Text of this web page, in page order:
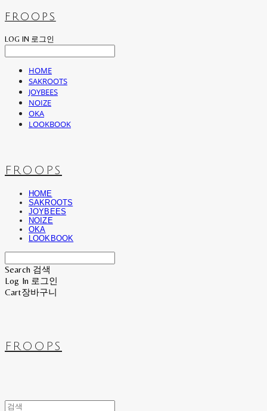
FROOPS
LOG IN 로그인
HOME
SAKROOTS
JOYBEES
NOIZE
OKA
LOOKBOOK
FROOPS
HOME
SAKROOTS
JOYBEES
NOIZE
OKA
LOOKBOOK
Search 검색
Log In 로그인
Cart장바구니
FROOPS